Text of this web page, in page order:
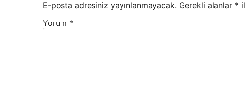
E-posta adresiniz yayınlanmayacak. Gerekli alanlar *
Yorum *